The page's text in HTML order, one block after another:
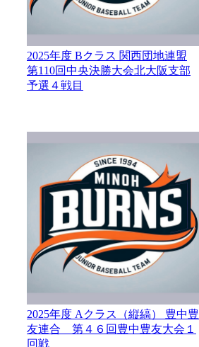
2025年度 Bクラス 関西団地連盟
第110回中央決勝大会北大阪支部
予選４戦目
2025年度 Aクラス（縦縞） 豊中豊
友連合 第４６回豊中豊友大会１
回戦